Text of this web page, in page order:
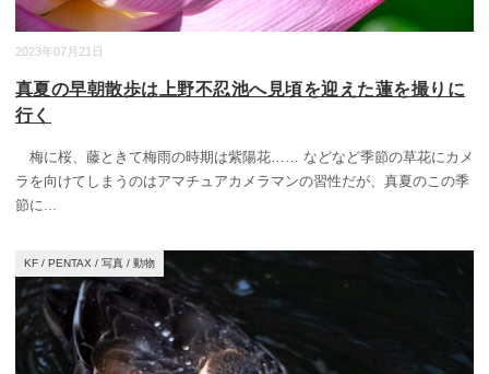
2023年07月21日
真夏の早朝散歩は上野不忍池へ見頃を迎えた蓮を撮りに
行く
梅に桜、藤ときて梅雨の時期は紫陽花…… などなど季節の草花にカメ
ラを向けてしまうのはアマチュアカメラマンの習性だが、真夏のこの季
節に...
KF / PENTAX / 写真 / 動物